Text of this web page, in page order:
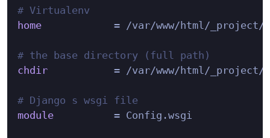
# Virtualenv
home
= /var/www/html/_project/
# the base directory (full path)
chdir
= /var/www/html/_project/
# Django s wsgi file
module
          = Config.wsgi